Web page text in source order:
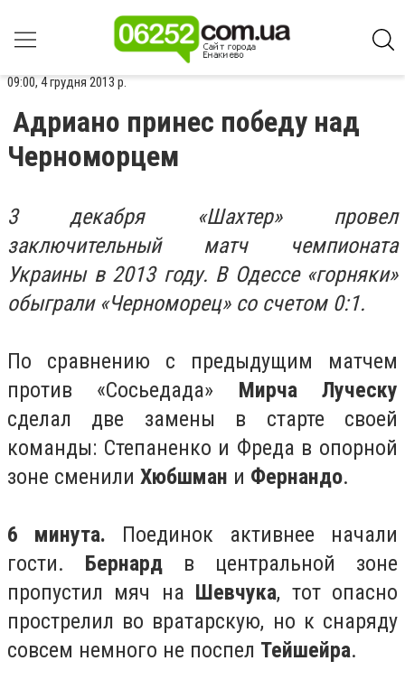
09:00, 4 грудня 2013 р.
Адриано принес победу над
Черноморцем
3 декабря «Шахтер» провел
заключительный матч чемпионата
Украины в 2013 году. В Одессе «горняки»
обыграли «Черноморец» со счетом 0:1.
По сравнению с предыдущим матчем
против «Сосьедада» Мирча Луческу
сделал две замены в старте своей
команды: Степаненко и Фреда в опорной
зоне сменили Хюбшман и Фернандо.
6 минута. Поединок активнее начали
гости. Бернард в центральной зоне
пропустил мяч на Шевчука, тот опасно
прострелил во вратарскую, но к снаряду
совсем немного не поспел Тейшейра.